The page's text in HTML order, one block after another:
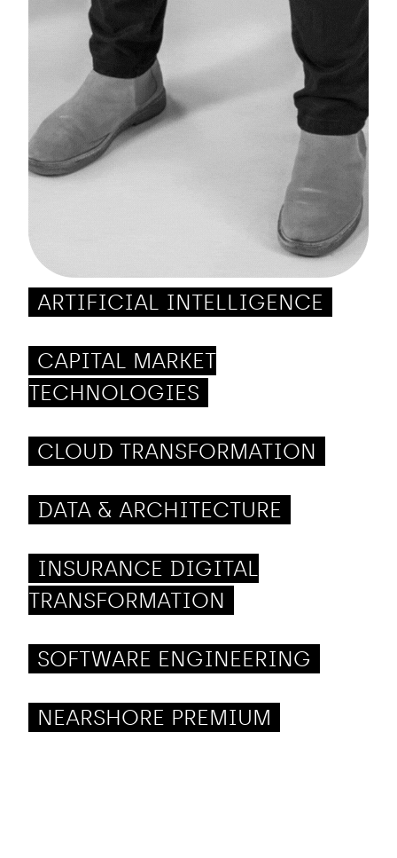
ARTIFICIAL INTELLIGENCE
CAPITAL MARKET
TECHNOLOGIES
CLOUD TRANSFORMATION
DATA & ARCHITECTURE
INSURANCE DIGITAL
TRANSFORMATION
SOFTWARE ENGINEERING
NEARSHORE PREMIUM